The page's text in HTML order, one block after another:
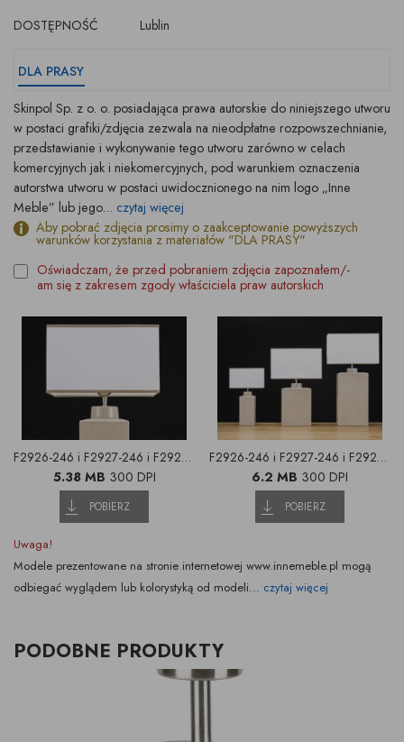
DOSTĘPNOŚĆ Lublin
DLA PRASY
Skinpol Sp. z o. o. posiadająca prawa autorskie do niniejszego utworu
w postaci grafiki/zdjęcia zezwala na nieodpłatne rozpowszechnianie,
przedstawianie i wykonywanie tego utworu zarówno w celach
komercyjnych jak i niekomercyjnych, pod warunkiem oznaczenia
autorstwa utworu w postaci uwidocznionego na nim logo „Inne
Meble” lub jego... czytaj więcej
Aby pobrać zdjęcia prosimy o zaakceptowanie powyższych
warunków korzystania z materiałów "DLA PRASY"
Oświadczam, że przed pobraniem zdjęcia zapoznałem/-
am się z zakresem zgody właściciela praw autorskich
F2926-246 i F2927-246 i F2928-246_07
5.38 MB 300 DPI
POBIERZ
F2926-246 i F2927-246 i F2928-246_01
6.2 MB 300 DPI
POBIERZ
Uwaga!
Modele prezentowane na stronie internetowej www.innemeble.pl mogą
odbiegać wyglądem lub kolorystyką od modeli... czytaj więcej
PODOBNE PRODUKTY